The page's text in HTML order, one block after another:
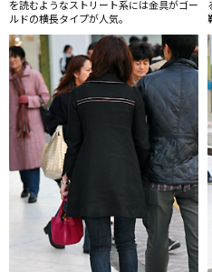
を読むようなストリート系には金具がゴー
ルドの横長タイプが人気。